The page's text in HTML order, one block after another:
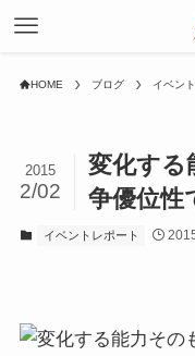
HOME ブログ イベン
変化する
争優位性
2015
2/02
イベントレポート